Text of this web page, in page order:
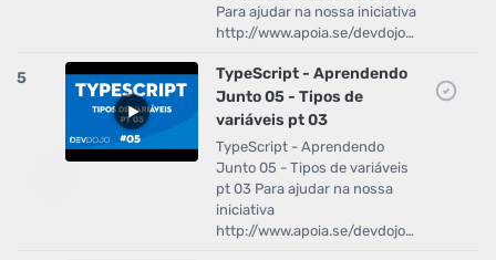
Para ajudar na nossa iniciativa
http://www.apoia.se/devdojo…
5
TypeScript - Aprendendo
Junto 05 - Tipos de
variáveis pt 03
TypeScript - Aprendendo
Junto 05 - Tipos de variáveis
pt 03 Para ajudar na nossa
iniciativa
http://www.apoia.se/devdojo…